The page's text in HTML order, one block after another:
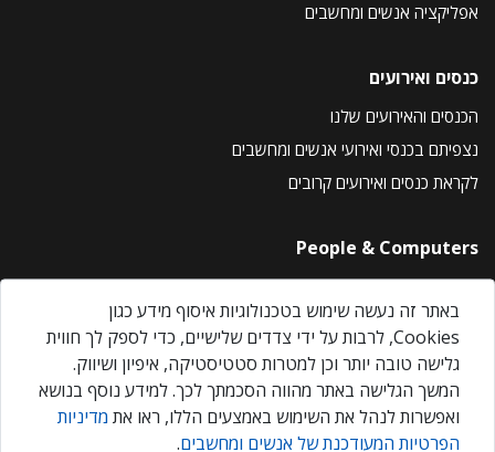
אפליקציה אנשים ומחשבים
כנסים ואירועים
הכנסים והאירועים שלנו
נצפיתם בכנסי ואירועי אנשים ומחשבים
לקראת כנסים ואירועים קרובים
People & Computers
About Us
Privacy Policy
Contact Us
Our Events
באתר זה נעשה שימוש בטכנולוגיות איסוף מידע כגון
Cookies, לרבות על ידי צדדים שלישיים, כדי לספק לך חווית
גלישה טובה יותר וכן למטרות סטטיסטיקה, איפיון ושיווק.
המשך הגלישה באתר מהווה הסכמתך לכך. למידע נוסף בנושא
ואפשרות לנהל את השימוש באמצעים הללו, ראו את מדיניות
הפרטיות המעודכנת של אנשים ומחשבים.